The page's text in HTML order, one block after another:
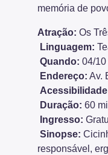
memória de
Atração: Os
Linguagem:
Quando: 04/10
Endereço: Av.
Duração: 60
Ingresso:
Sinopse:
responsável,